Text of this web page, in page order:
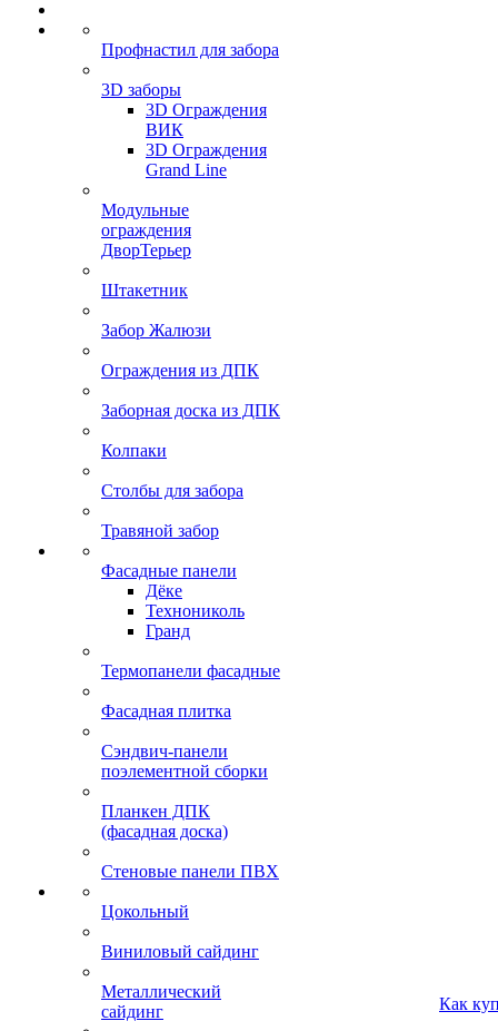
Профнастил для забора
3D заборы
3D Ограждения
ВИК
3D Ограждения
Grand Line
Модульные
ограждения
ДворТерьер
Штакетник
Забор Жалюзи
Ограждения из ДПК
Заборная доска из ДПК
Колпаки
Столбы для забора
Травяной забор
Фасадные панели
Дёке
Технониколь
Гранд
Термопанели фасадные
Фасадная плитка
Сэндвич-панели
поэлементной сборки
Планкен ДПК
(фасадная доска)
Стеновые панели ПВХ
Цокольный
Виниловый сайдинг
Металлический
сайдинг
Как